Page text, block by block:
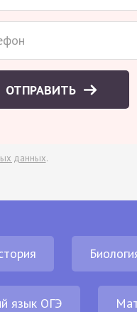
ОТПРАВИТЬ
данных.
язык ОГЭ